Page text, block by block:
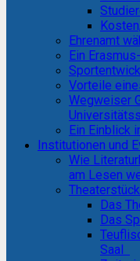
Ehrenamt
Ein
Vorteile
Wegweiser
Ein Einblick
Institutionen und
Wie
am Lesen
Das
Das
Saal